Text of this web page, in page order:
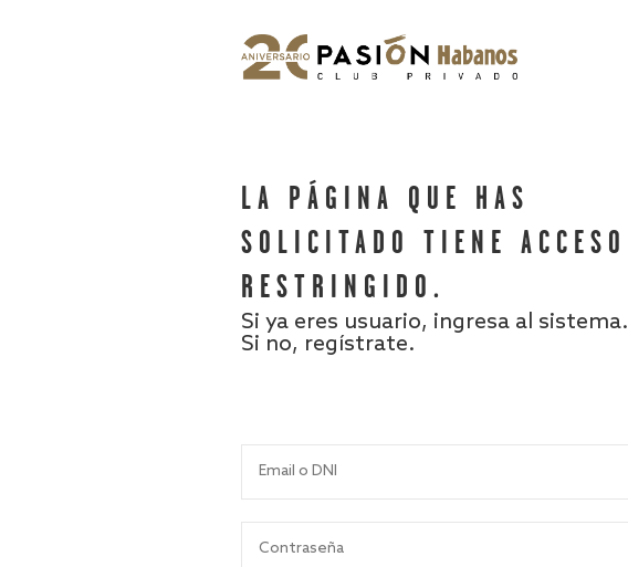
LA PÁGINA QUE HAS
SOLICITADO TIENE ACCESO
RESTRINGIDO.
Si ya eres usuario, ingresa al sistema.
Si no, regístrate.